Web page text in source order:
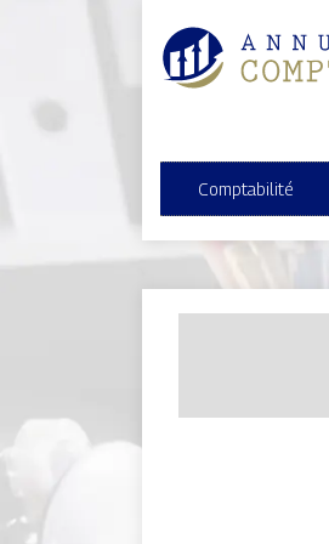
Comptabilité